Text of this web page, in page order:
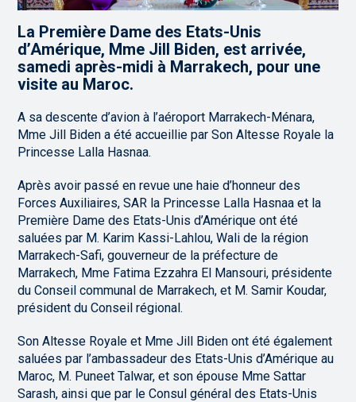
La Première Dame des Etats-Unis
d’Amérique, Mme Jill Biden, est arrivée,
samedi après-midi à Marrakech, pour une
visite au Maroc.
A sa descente d’avion à l’aéroport Marrakech-Ménara,
Mme Jill Biden a été accueillie par Son Altesse Royale la
Princesse Lalla Hasnaa.
Après avoir passé en revue une haie d’honneur des
Forces Auxiliaires, SAR la Princesse Lalla Hasnaa et la
Première Dame des Etats-Unis d’Amérique ont été
saluées par M. Karim Kassi-Lahlou, Wali de la région
Marrakech-Safi, gouverneur de la préfecture de
Marrakech, Mme Fatima Ezzahra El Mansouri, présidente
du Conseil communal de Marrakech, et M. Samir Koudar,
président du Conseil régional.
Son Altesse Royale et Mme Jill Biden ont été également
saluées par l’ambassadeur des Etats-Unis d’Amérique au
Maroc, M. Puneet Talwar, et son épouse Mme Sattar
Sarash, ainsi que par le Consul général des Etats-Unis